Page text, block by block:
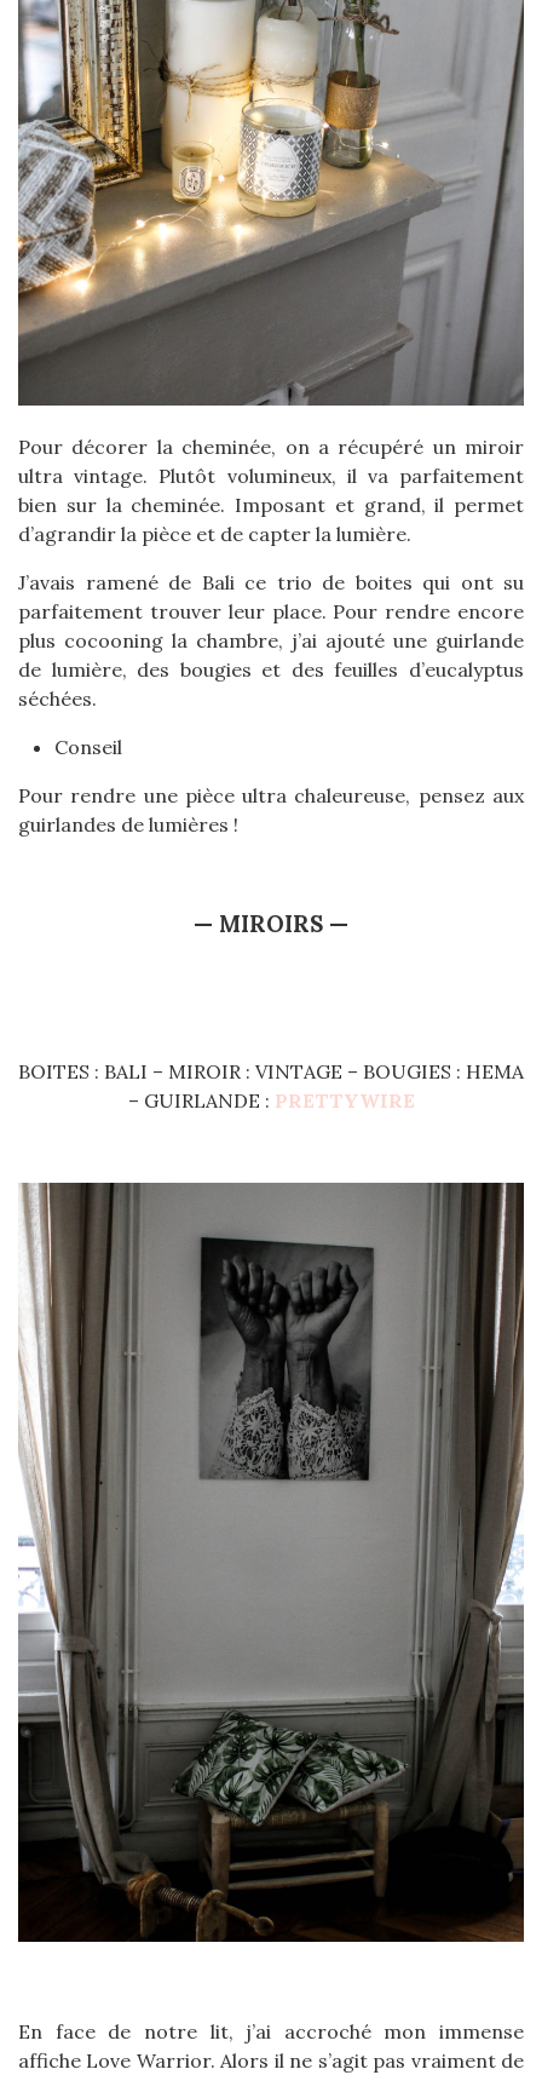
Pour décorer la cheminée, on a récupéré un miroir
ultra vintage. Plutôt volumineux, il va parfaitement
bien sur la cheminée. Imposant et grand, il permet
d’agrandir la pièce et de capter la lumière.
J’avais ramené de Bali ce trio de boites qui ont su
parfaitement trouver leur place. Pour rendre encore
plus cocooning la chambre, j’ai ajouté une guirlande
de lumière, des bougies et des feuilles d’eucalyptus
séchées.
Conseil
Pour rendre une pièce ultra chaleureuse, pensez aux
guirlandes de lumières !
— MIROIRS —
BOITES : BALI – MIROIR : VINTAGE – BOUGIES : HEMA
– GUIRLANDE : PRETTYWIRE
En face de notre lit, j’ai accroché mon immense
affiche Love Warrior. Alors il ne s’agit pas vraiment de